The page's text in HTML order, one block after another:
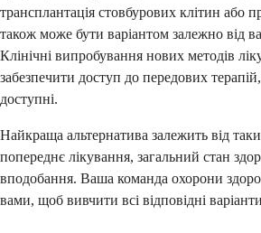
трансплантація стовбурових клітин або
також може бути варіантом залежно від
Клінічні випробування нових методів
забезпечити доступ до передових
доступні.
Найкраща альтернатива залежить від
попереднє лікування, загальний стан
вподобання. Ваша команда охорони
вами, щоб вивчити всі відповідні